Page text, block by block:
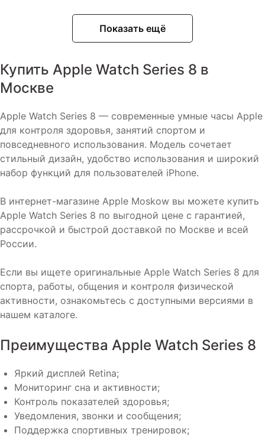
Показать ещё
Купить Apple Watch Series 8 в
Москве
Apple Watch Series 8 — современные умные часы Apple
для контроля здоровья, занятий спортом и
повседневного использования. Модель сочетает
стильный дизайн, удобство использования и широкий
набор функций для пользователей iPhone.
В интернет-магазине Apple Moskow вы можете купить
Apple Watch Series 8 по выгодной цене с гарантией,
рассрочкой и быстрой доставкой по Москве и всей
России.
Если вы ищете оригинальные Apple Watch Series 8 для
спорта, работы, общения и контроля физической
активности, ознакомьтесь с доступными версиями в
нашем каталоге.
Преимущества Apple Watch Series 8
Яркий дисплей Retina;
Мониторинг сна и активности;
Контроль показателей здоровья;
Уведомления, звонки и сообщения;
Поддержка спортивных тренировок;